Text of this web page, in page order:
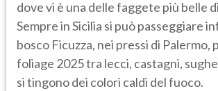
dove vi è una delle faggete più belle
Sempre in Sicilia si può passeggiare
bosco Ficuzza, nei pressi di Palermo,
foliage 2025 tra lecci, castagni,
si tingono dei colori caldi del fuoco.